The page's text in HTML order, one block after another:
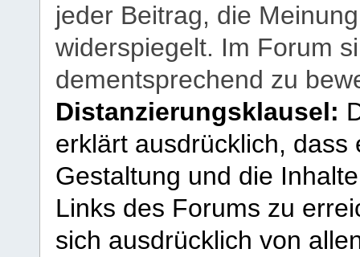
jeder Beitrag, die
widerspiegelt. Im Forum
dementsprechend zu
Distanzierungsklausel:
erklärt ausdrücklich,
Gestaltung und die
Links des Forums zu
sich ausdrücklich von